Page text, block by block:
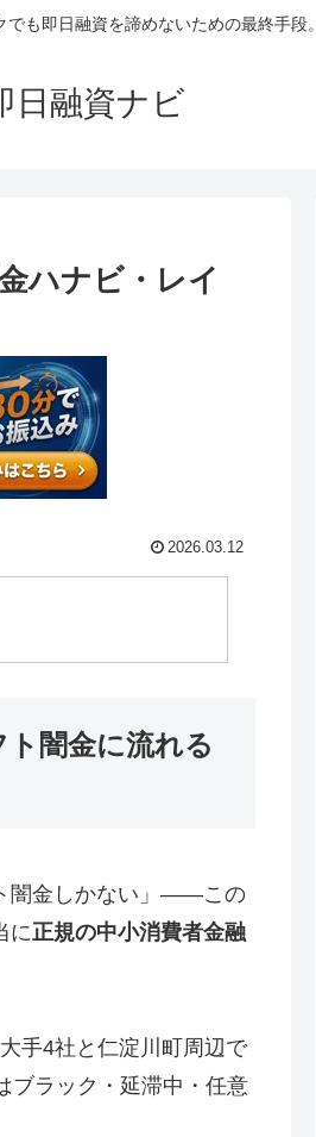
も即日融資を諦めないための最終手段。
日融資ナビ
ハナビ・レイ
2026.03.12
闇金に流れる
闇金しかない」——この
に正規の中小消費者金融
手4社と仁淀川町周辺で
ブラック・延滞中・任意